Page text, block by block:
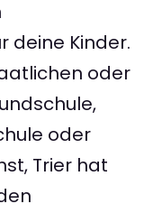
deine Kinder.
oder
oder
Trier hat